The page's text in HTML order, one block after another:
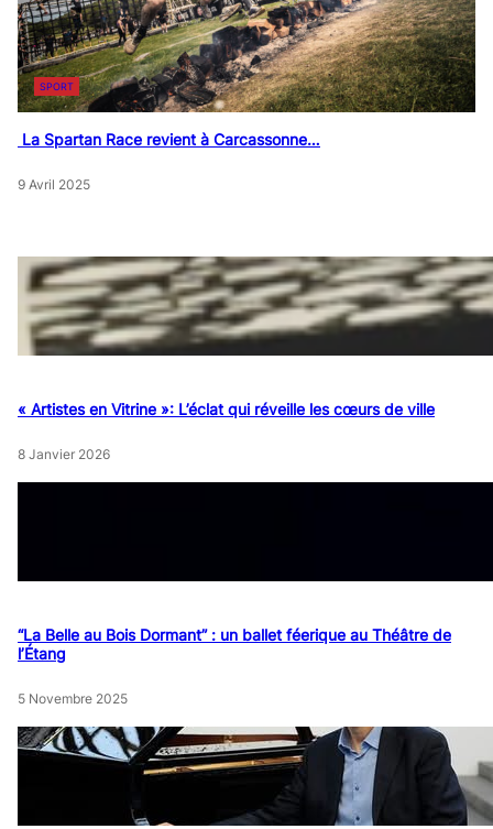
SPORT
La Spartan Race revient à Carcassonne…
9 Avril 2025
« Artistes en Vitrine »: L’éclat qui réveille les cœurs de ville
8 Janvier 2026
“La Belle au Bois Dormant” : un ballet féerique au Théâtre de
l’Étang
5 Novembre 2025